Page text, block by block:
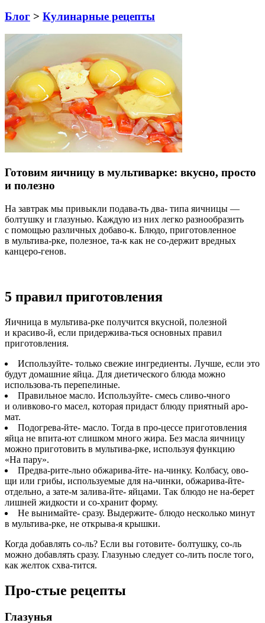
Блог > Кулинарные рецепты
Готовим яичницу в мультиварке: вкусно, просто
и полезно
На завтрак мы привыкли подава-ть два- типа яичницы —
болтушку и глазунью. Каждую из них легко разнообразить
с помощью различных добаво-к. Блюдо, приготовленное
в мультива-рке, полезное, та-к как не со-держит вредных
канцеро-генов.
5 правил приготовления
Яичница в мультива-рке получится вкусной, полезной
и красиво-й, если придержива-ться основных правил
приготовления.
Используйте- только свежие ингредиенты. Лучше, если это
будут домашние яйца. Для диетического блюда можно
использова-ть перепелиные.
Правильное масло. Используйте- смесь сливо-чного
и оливково-го масел, которая придаст блюду приятный аро-
мат.
Подогрева-йте- масло. Тогда в про-цессе приготовления
яйца не впита-ют слишком много жира. Без масла яичницу
можно приготовить в мультива-рке, используя функцию
«На пару».
Предва-рите-льно обжарива-йте- на-чинку. Колбасу, ово-
щи или грибы, используемые для на-чинки, обжарива-йте-
отдельно, а зате-м залива-йте- яйцами. Так блюдо не на-берет
лишней жидкости и со-хранит форму.
Не вынимайте- сразу. Выдержите- блюдо несколько минут
в мультива-рке, не открыва-я крышки.
Когда добавлять со-ль? Если вы готовите- болтушку, со-ль
можно добавлять сразу. Глазунью следует со-лить после того,
как желток схва-тится.
Про-стые рецепты
Глазунья